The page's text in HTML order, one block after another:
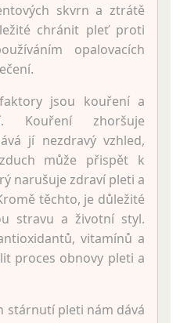
skvrn a ztrátě
chránit pleť proti
opalovacích
jsou kouření a
Kouření zhoršuje
jí nezdravý vzhled,
může přispět k
narušuje zdraví pleti a
těchto, je důležité
stravu a životní styl.
vitamínů a
proces obnovy pleti a
stárnutí pleti nám dává